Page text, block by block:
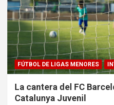
FÚTBOL DE LIGAS MENORES
La cantera del FC
Catalunya Juvenil